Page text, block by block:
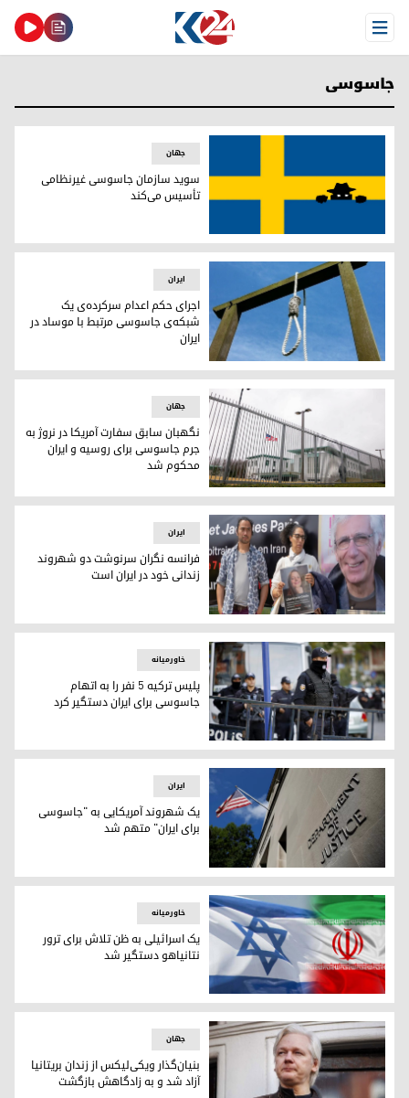
Open Menu
جاسوسی
سوید سازمان جاسوسی غیرنظامی تأسیس می‌کند
جهان
سوید سازمان جاسوسی غیرنظامی
تأسیس می‌کند
اجرای حکم اعدام سرکرده‌ی یک شبکه‌ی جاسوسی مرتبط با
ایران
اجرای حکم اعدام سرکرده‌ی یک
شبکه‌ی جاسوسی مرتبط با موساد در
ایران
سفارت آمریکا در اسلو
جهان
نگهبان سابق سفارت آمریکا در نروژ به
جرم جاسوسی برای روسیه و ایران
محکوم شد
فرانسه نگران سرنوشت دو شهروند زندانی خود در ایران است
ایران
فرانسه نگران سرنوشت دو شهروند
زندانی خود در ایران است
تصویری از نیروهای امنیتی ترکیه
خاورمیانه
پلیس ترکیه ۵ نفر را به اتهام
جاسوسی برای ایران دستگیر کرد
یک شهروند آمریکایی به "جاسوسی برای ایران" متهم شد
ایران
یک شهروند آمریکایی به "جاسوسی
برای ایران" متهم شد
یک اسرائیلی به ظن تلاش برای ترور نتانیاهو دستگیر شد
خاورمیانه
یک اسرائیلی به ظن تلاش برای ترور
نتانیاهو دستگیر شد
جهان
بنیان‌گذار ویکی‌لیکس از زندان بریتانیا
آزاد شد و به زادگاهش بازگشت